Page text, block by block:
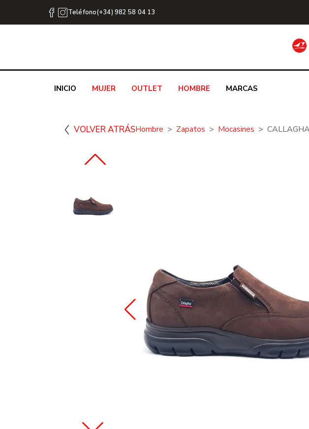
Teléfono(+34) 982 58 04 13
INICIO MUJER OUTLET HOMBRE MARCAS
VOLVER ATRÁSHombre Zapatos Mocasines